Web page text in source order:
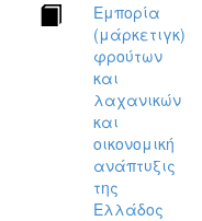
Εμπορία
(μάρκετιγκ)
φρούτων
και
λαχανικών
και
οικονομική
ανάπτυξις
της
Ελλάδος